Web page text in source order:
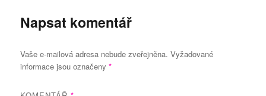
Napsat komentář
Vaše e-mailová adresa nebude zveřejněna. Vyžadované
informace jsou označeny*